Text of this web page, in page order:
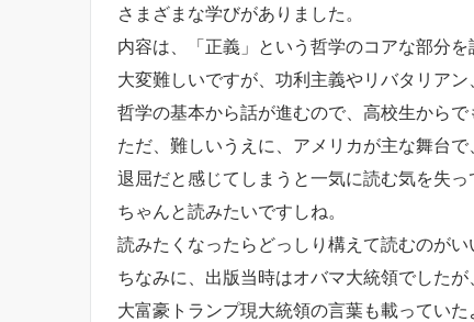
さまざまな学びがありました。
内容は、「正義」という哲学のコアな部分
大変難しいですが、功利主義やリバタリアン
哲学の基本から話が進むので、高校生からで
ただ、難しいうえに、アメリカが主な舞台で、
退屈だと感じてしまうと一気に読む気を失っ
ちゃんと読みたいですしね。
読みたくなったらどっしり構えて読むのがい
ちなみに、出版当時はオバマ大統領でしたが、
大富豪トランプ現大統領の言葉も載ってい